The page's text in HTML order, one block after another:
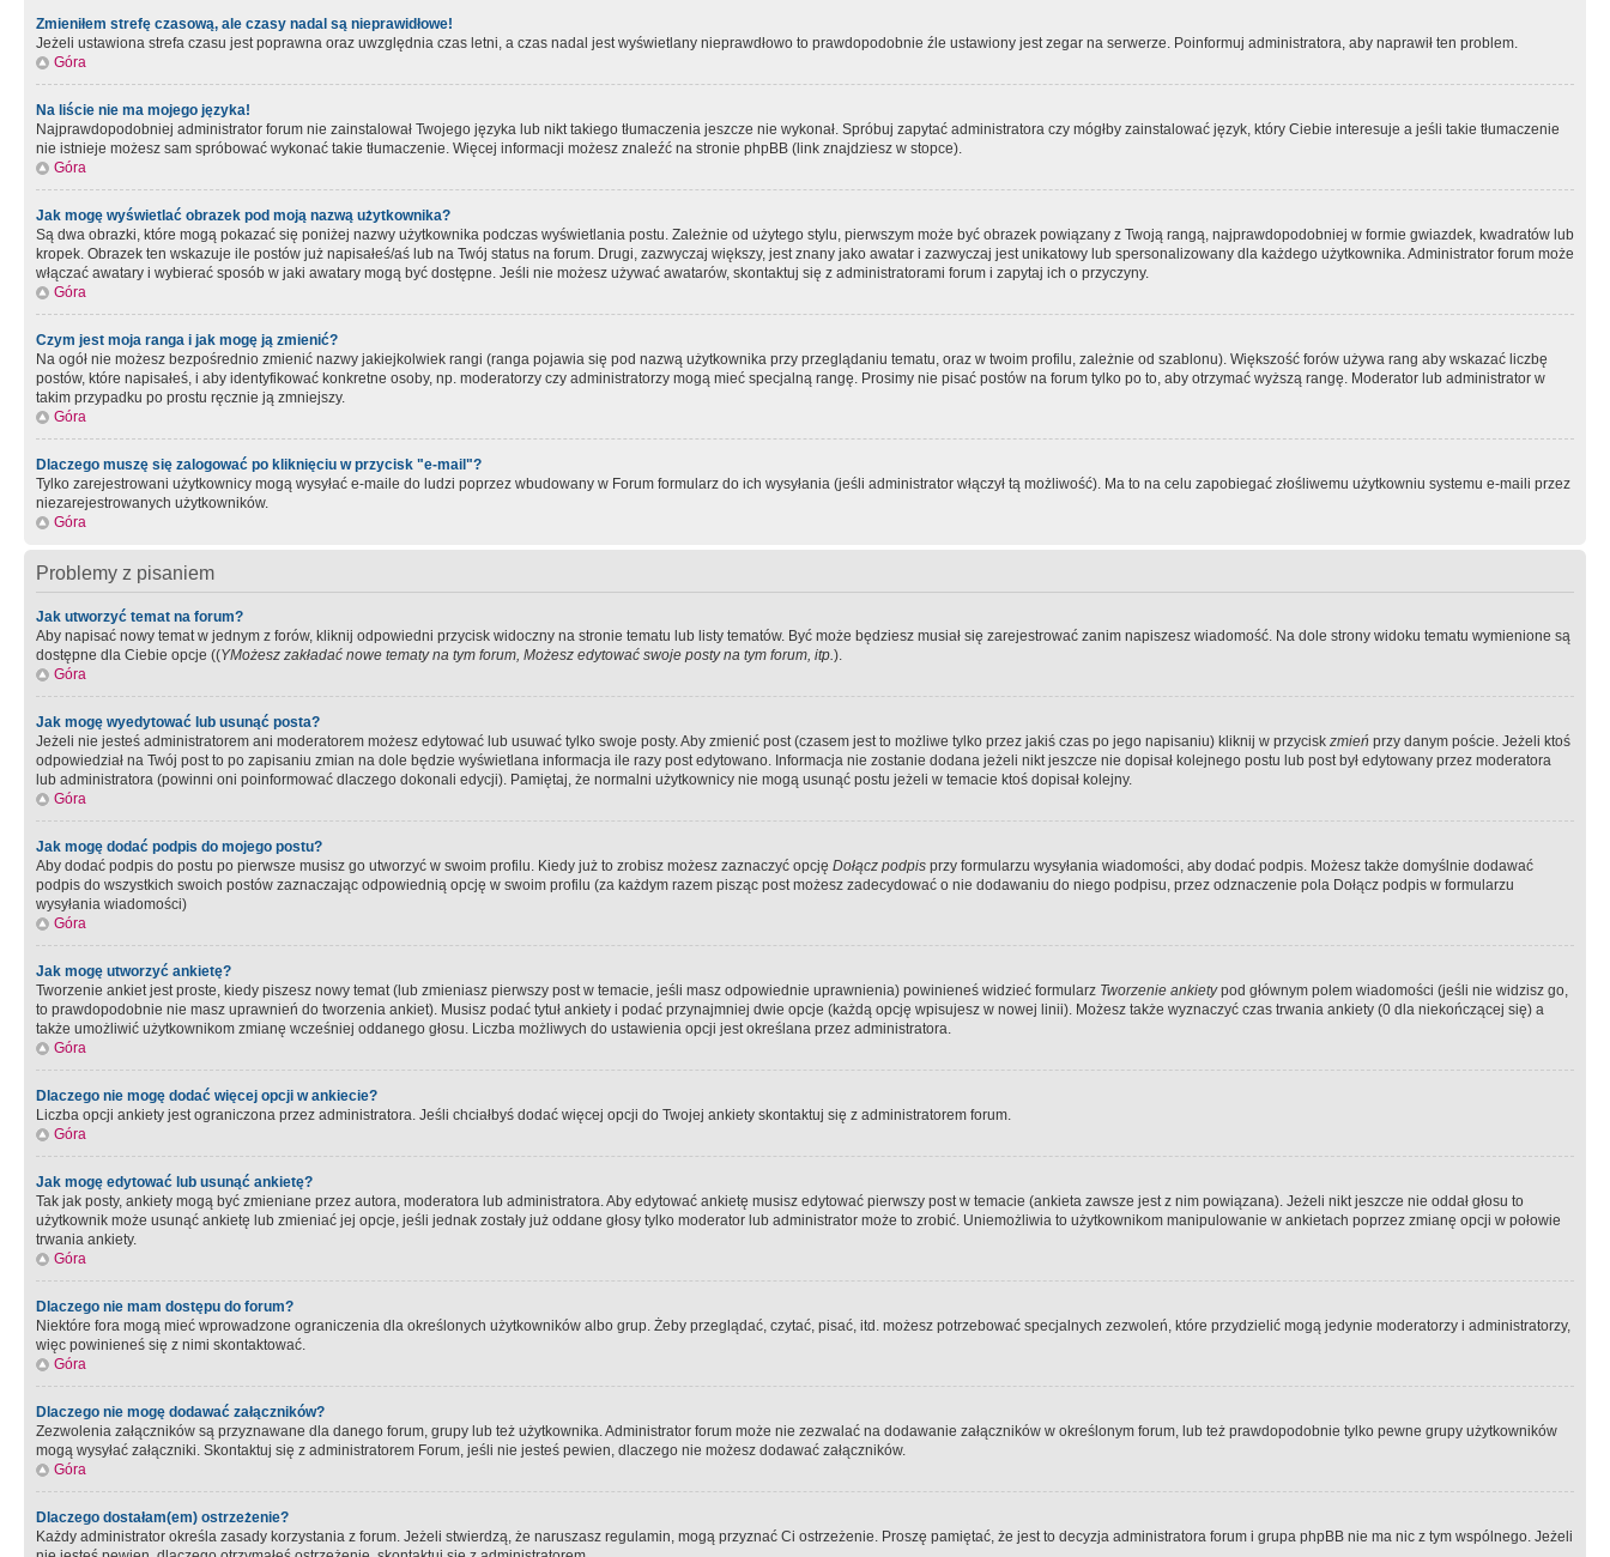
Zmieniłem strefę czasową, ale czasy nadal są nieprawidłowe!
Jeżeli ustawiona strefa czasu jest poprawna oraz uwzględnia czas letni, a czas nadal jest wyświetlany nieprawdłowo to prawdopodobnie źle ustawiony jest zegar na serwerze. Poinformuj administratora, aby naprawił ten problem.
Góra
Na liście nie ma mojego języka!
Najprawdopodobniej administrator forum nie zainstalował Twojego języka lub nikt takiego tłumaczenia jeszcze nie wykonał. Spróbuj zapytać administratora czy mógłby zainstalować język, który Ciebie interesuje a jeśli takie tłumaczenie
nie istnieje możesz sam spróbować wykonać takie tłumaczenie. Więcej informacji możesz znaleźć na stronie phpBB (link znajdziesz w stopce).
Góra
Jak mogę wyświetlać obrazek pod moją nazwą użytkownika?
Są dwa obrazki, które mogą pokazać się poniżej nazwy użytkownika podczas wyświetlania postu. Zależnie od użytego stylu, pierwszym może być obrazek powiązany z Twoją rangą, najprawdopodobniej w formie gwiazdek, kwadratów lub
kropek. Obrazek ten wskazuje ile postów już napisałeś/aś lub na Twój status na forum. Drugi, zazwyczaj większy, jest znany jako awatar i zazwyczaj jest unikatowy lub spersonalizowany dla każdego użytkownika. Administrator forum może
włączać awatary i wybierać sposób w jaki awatary mogą być dostępne. Jeśli nie możesz używać awatarów, skontaktuj się z administratorami forum i zapytaj ich o przyczyny.
Góra
Czym jest moja ranga i jak mogę ją zmienić?
Na ogół nie możesz bezpośrednio zmienić nazwy jakiejkolwiek rangi (ranga pojawia się pod nazwą użytkownika przy przeglądaniu tematu, oraz w twoim profilu, zależnie od szablonu). Większość forów używa rang aby wskazać liczbę
postów, które napisałeś, i aby identyfikować konkretne osoby, np. moderatorzy czy administratorzy mogą mieć specjalną rangę. Prosimy nie pisać postów na forum tylko po to, aby otrzymać wyższą rangę. Moderator lub administrator w
takim przypadku po prostu ręcznie ją zmniejszy.
Góra
Dlaczego muszę się zalogować po kliknięciu w przycisk "e-mail"?
Tylko zarejestrowani użytkownicy mogą wysyłać e-maile do ludzi poprzez wbudowany w Forum formularz do ich wysyłania (jeśli administrator włączył tą możliwość). Ma to na celu zapobiegać złośliwemu użytkowniu systemu e-maili przez
niezarejestrowanych użytkowników.
Góra
Problemy z pisaniem
Jak utworzyć temat na forum?
Aby napisać nowy temat w jednym z forów, kliknij odpowiedni przycisk widoczny na stronie tematu lub listy tematów. Być może będziesz musiał się zarejestrować zanim napiszesz wiadomość. Na dole strony widoku tematu wymienione są
dostępne dla Ciebie opcje ((YMożesz zakładać nowe tematy na tym forum, Możesz edytować swoje posty na tym forum, itp.).
Góra
Jak mogę wyedytować lub usunąć posta?
Jeżeli nie jesteś administratorem ani moderatorem możesz edytować lub usuwać tylko swoje posty. Aby zmienić post (czasem jest to możliwe tylko przez jakiś czas po jego napisaniu) kliknij w przycisk zmień przy danym poście. Jeżeli ktoś
odpowiedział na Twój post to po zapisaniu zmian na dole będzie wyświetlana informacja ile razy post edytowano. Informacja nie zostanie dodana jeżeli nikt jeszcze nie dopisał kolejnego postu lub post był edytowany przez moderatora
lub administratora (powinni oni poinformować dlaczego dokonali edycji). Pamiętaj, że normalni użytkownicy nie mogą usunąć postu jeżeli w temacie ktoś dopisał kolejny.
Góra
Jak mogę dodać podpis do mojego postu?
Aby dodać podpis do postu po pierwsze musisz go utworzyć w swoim profilu. Kiedy już to zrobisz możesz zaznaczyć opcję Dołącz podpis przy formularzu wysyłania wiadomości, aby dodać podpis. Możesz także domyślnie dodawać
podpis do wszystkich swoich postów zaznaczając odpowiednią opcję w swoim profilu (za każdym razem pisząc post możesz zadecydować o nie dodawaniu do niego podpisu, przez odznaczenie pola Dołącz podpis w formularzu
wysyłania wiadomości)
Góra
Jak mogę utworzyć ankietę?
Tworzenie ankiet jest proste, kiedy piszesz nowy temat (lub zmieniasz pierwszy post w temacie, jeśli masz odpowiednie uprawnienia) powinieneś widzieć formularz Tworzenie ankietypod głównym polem wiadomości (jeśli nie widzisz go,
to prawdopodobnie nie masz uprawnień do tworzenia ankiet). Musisz podać tytuł ankiety i podać przynajmniej dwie opcje (każdą opcję wpisujesz w nowej linii). Możesz także wyznaczyć czas trwania ankiety (0 dla niekończącej się) a
także umożliwić użytkownikom zmianę wcześniej oddanego głosu. Liczba możliwych do ustawienia opcji jest określana przez administratora.
Góra
Dlaczego nie mogę dodać więcej opcji w ankiecie?
Liczba opcji ankiety jest ograniczona przez administratora. Jeśli chciałbyś dodać więcej opcji do Twojej ankiety skontaktuj się z administratorem forum.
Góra
Jak mogę edytować lub usunąć ankietę?
Tak jak posty, ankiety mogą być zmieniane przez autora, moderatora lub administratora. Aby edytować ankietę musisz edytować pierwszy post w temacie (ankieta zawsze jest z nim powiązana). Jeżeli nikt jeszcze nie oddał głosu to
użytkownik może usunąć ankietę lub zmieniać jej opcje, jeśli jednak zostały już oddane głosy tylko moderator lub administrator może to zrobić. Uniemożliwia to użytkownikom manipulowanie w ankietach poprzez zmianę opcji w połowie
trwania ankiety.
Góra
Dlaczego nie mam dostępu do forum?
Niektóre fora mogą mieć wprowadzone ograniczenia dla określonych użytkowników albo grup. Żeby przeglądać, czytać, pisać, itd. możesz potrzebować specjalnych zezwoleń, które przydzielić mogą jedynie moderatorzy i administratorzy,
więc powinieneś się z nimi skontaktować.
Góra
Dlaczego nie mogę dodawać załączników?
Zezwolenia załączników są przyznawane dla danego forum, grupy lub też użytkownika. Administrator forum może nie zezwalać na dodawanie załączników w określonym forum, lub też prawdopodobnie tylko pewne grupy użytkowników
mogą wysyłać załączniki. Skontaktuj się z administratorem Forum, jeśli nie jesteś pewien, dlaczego nie możesz dodawać załączników.
Góra
Dlaczego dostałam(em) ostrzeżenie?
Każdy administrator określa zasady korzystania z forum. Jeżeli stwierdzą, że naruszasz regulamin, mogą przyznać Ci ostrzeżenie. Proszę pamiętać, że jest to decyzja administratora forum i grupa phpBB nie ma nic z tym wspólnego. Jeżeli